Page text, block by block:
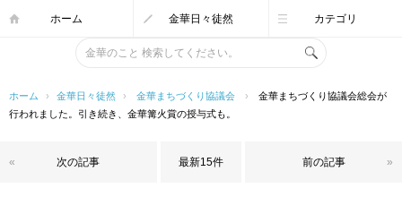
ホーム 金華日々徒然 カテゴリ
ホーム › 金華日々徒然 › 金華まちづくり協議会 ›
金華まちづくり協議会総会が
行われました。引き続き、金華篝火賞の授与式も。
次の記事
« 最新15件 前の記事 »